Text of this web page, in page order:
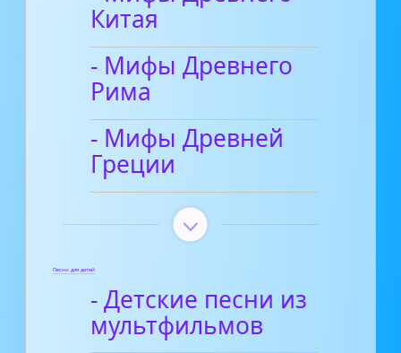
Китая
- Мифы Древнего
Рима
- Мифы Древней
Греции
Песни для детей
- Детские песни из
мультфильмов